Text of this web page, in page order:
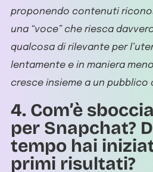
proponendo contenuti
una “voce” che riesca
qualcosa di rilevante per
lentamente e in maniera
cresce insieme a un pubblico
4. Com’è
per Snapchat?
tempo hai
primi risultati?